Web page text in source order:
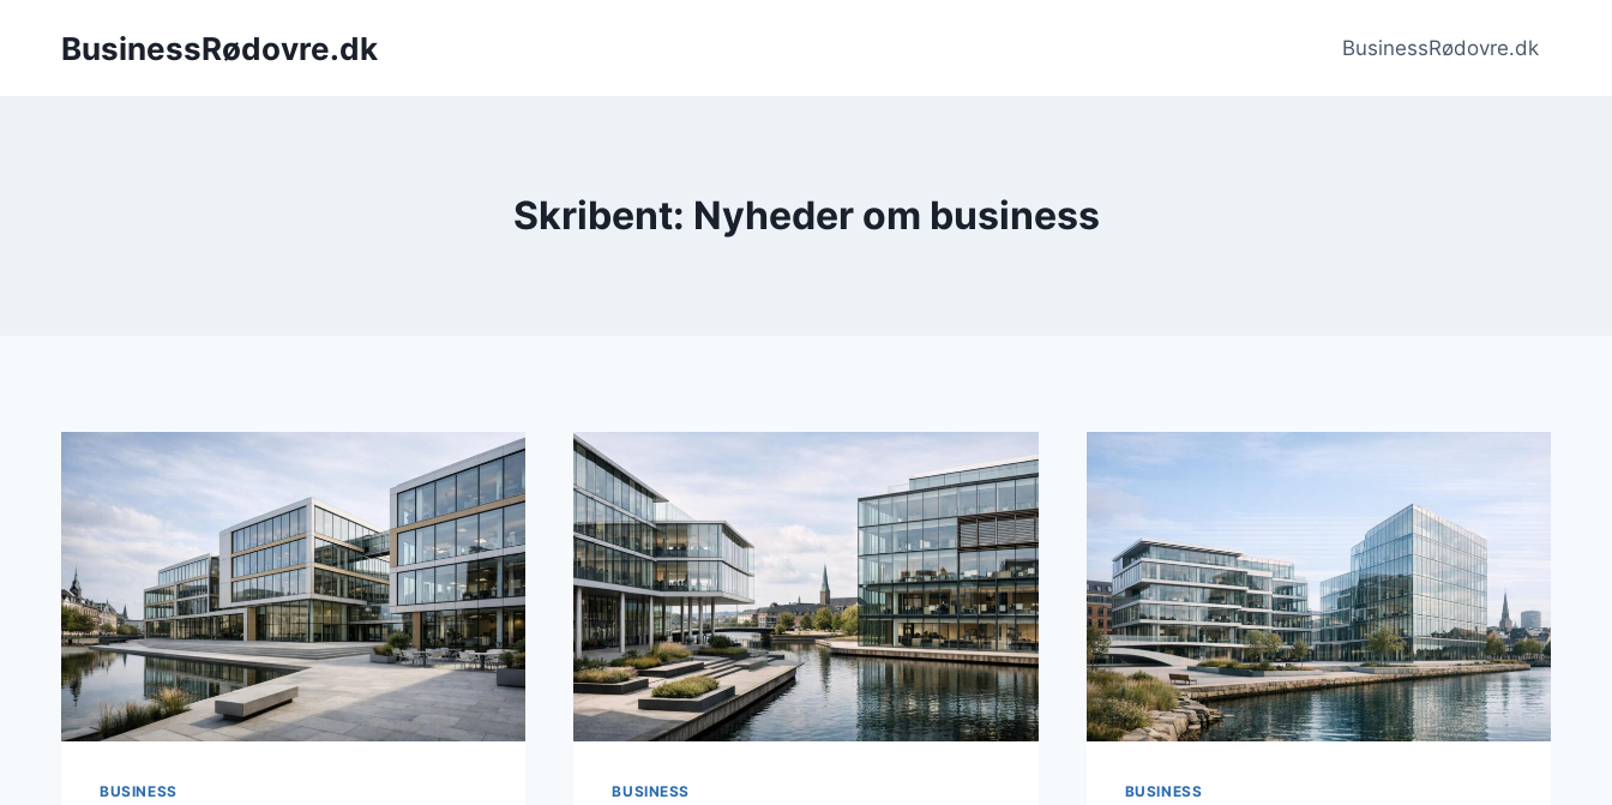
BusinessRødovre.dk BusinessRødovre.dk
Skribent: Nyheder om business
BUSINESS BUSINESS BUSINESS